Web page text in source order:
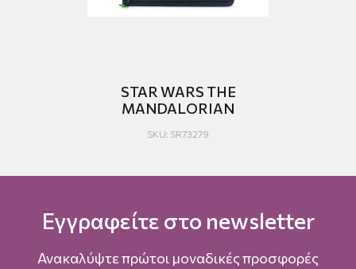
STAR WARS THE
MANDALORIAN
SKU: SR73279
Εγγραφείτε στο newsletter
Ανακαλύψτε πρώτοι μοναδικές προσφορές